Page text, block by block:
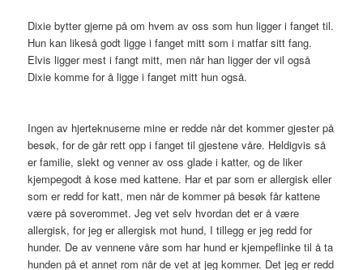
Dixie bytter gjerne på om hvem av oss som hun ligger i fanget til.
Hun kan likeså godt ligge i fanget mitt som i matfar sitt fang.
Elvis ligger mest i fangt mitt, men når han ligger der vil også
Dixie komme for å ligge i fanget mitt hun også.
Ingen av hjerteknuserne mine er redde når det kommer gjester på
besøk, for de går rett opp i fanget til gjestene våre. Heldigvis så
er familie, slekt og venner av oss glade i katter, og de liker
kjempegodt å kose med kattene. Har et par som er allergisk eller
som er redd for katt, men når de kommer på besøk får kattene
være på soverommet. Jeg vet selv hvordan det er å være
allergisk, for jeg er allergisk mot hund, I tillegg er jeg redd for
hunder. De av vennene våre som har hund er kjempeflinke til å ta
hunden på et annet rom når de vet at jeg kommer. Det jeg er redd